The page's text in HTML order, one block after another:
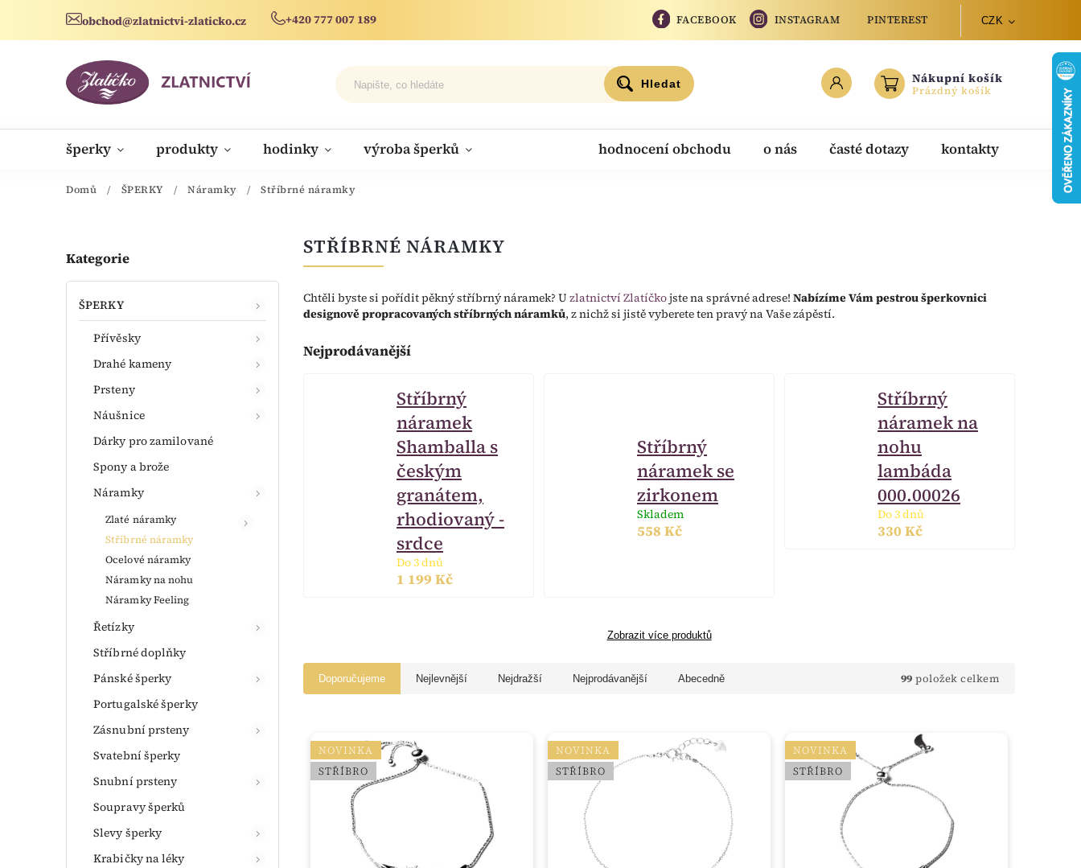
obchod@zlatnictvi-zlaticko.cz +420 777 007 189 FACEBOOK INSTAGRAM PINTEREST CZK
Hledat Nákupní košík
Prázdný košík
šperky produkty hodinky výroba šperků hodnocení obchodu o nás časté dotazy kontakty
novinky
Domů / ŠPERKY / Náramky / Stříbrné náramky
Kategorie
ŠPERKY
Přívěsky
Drahé kameny
Prsteny
Náušnice
Dárky pro zamilované
Spony a brože
Náramky
Zlaté náramky
Stříbrné náramky
Ocelové náramky
Náramky na nohu
Náramky Feeling
Řetízky
Stříbrné doplňky
Pánské šperky
Portugalské šperky
Zásnubní prsteny
Svatební šperky
Snubní prsteny
Soupravy šperků
Slevy šperky
Krabičky na léky
STŘÍBRNÉ NÁRAMKY
Chtěli byste si pořídit pěkný stříbrný náramek? U zlatnictví Zlatíčkojste na správné adrese! Nabízíme Vám pestrou šperkovnici
designově propracovaných stříbrných náramků, z nichž si jistě vyberete ten pravý na Vaše zápěstí.
Nejprodávanější
Stříbrný
náramek
Shamballa s
českým
granátem,
rhodiovaný -
srdce
Do 3 dnů
1 199 Kč
Stříbrný
náramek se
zirkonem
Skladem
558 Kč
Stříbrný
náramek na
nohu
lambáda
000.00026
Do 3 dnů
330 Kč
Zobrazit více produktů
Doporučujeme Nejlevnější Nejdražší Nejprodávanější Abecedně 99 položek celkem
NOVINKA
STŘÍBRO
NOVINKA
STŘÍBRO
NOVINKA
STŘÍBRO